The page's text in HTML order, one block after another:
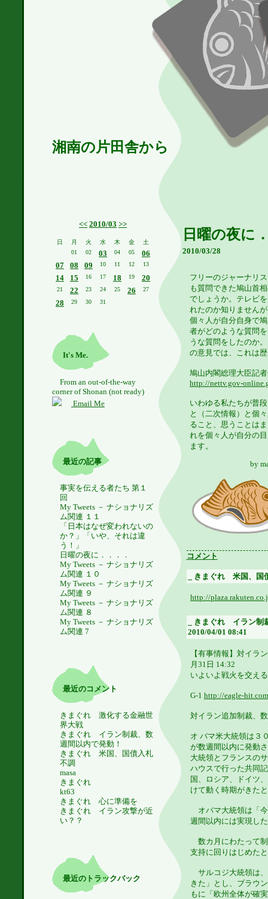
湘南の片田舎から
<< 2010/03 >>
日 月 火 水 木 金
土
01
02 03 04 05
06
07
08 09 10 11 12 13
14 15 16 17 18 19 20
21 22 23 24 25 26 27
28 29 30 31
It's Me.
From an out-of-the-way
corner of Shonan (not ready)
Email Me
最近の記事
事実を伝える者たち 第１
回
My Tweets － ナショナリズ
ム関連 １１
「日本はなぜ変われないの
か？」「いや、それは違
う！」
日曜の夜に．．．．
My Tweets － ナショナリズ
ム関連 １０
My Tweets － ナショナリズ
ム関連 ９
My Tweets － ナショナリズ
ム関連 ８
My Tweets － ナショナリズ
ム関連 7
最近のコメント
きまぐれ 激化する金融世
界大戦
きまぐれ イラン制裁、数
週間以内で発動！
きまぐれ 米国、国債入札
不調
masa
きまぐれ
kt63
きまぐれ 心に準備を
きまぐれ イラン攻撃が近
い？？
最近のトラックバック
日曜の夜に
2010/03/28
フリーのジャーナリ
も質問できた鳩山首
でしょうか。テレビ
れたのか知りません
個々人が自分自身で
者がどのような質問
うな質問をしたのか
の意見では、これは
鳩山内閣総理大臣記
http://nettv.gov-
いわゆる私たちが普
と（二次情報）と個
ること、思うことは
れを個々人が自分の
ます。
by
コメント
きまぐれ 米国、国
http://
きまぐれ イラン制
2010/04/01 08:41
【有事情報】対イラ
月31日 14:32
いよいよ戦火を交え
G-1 http://eagle-
対イラン追加制裁、
オ バマ米大統領は３
が数週間以内に発動
大統領とフランスの
ハウスで行った共同
国、ロシア、ドイツ
けて動く時期がきた
オバマ大統領は「
週間以内には実現し
数カ月にわたって
支持に回りはじめた
サルコジ大統領は
きた」とし、ブラウ
もに「欧州全体が確